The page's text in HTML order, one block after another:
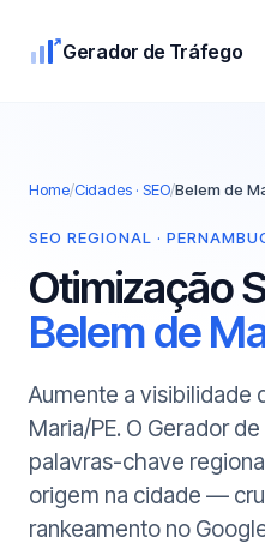
Gerador de Tráfego
Home/Cidades · SEO/Belem de
SEO REGIONAL ·
Otimização
Belem de
Aumente a visibilidade
Maria/PE. O Gerador
palavras-chave
origem na cidade —
rankeamento no